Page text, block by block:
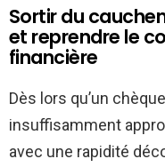
Sortir du
et reprendre le
financière
Dès lors qu’un
insuffisamment
avec une rapidité